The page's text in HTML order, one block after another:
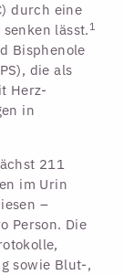
durch eine
lässt. 1
Bisphenole
die als
Herz-
in
211
im Urin
–
Person. Die
sowie Blut-,